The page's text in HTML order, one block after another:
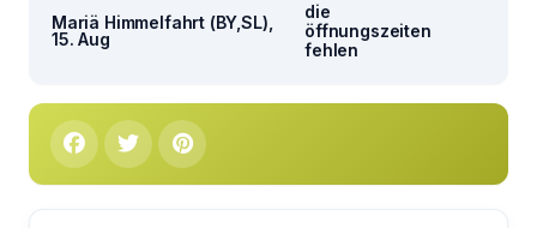
Mariä Himmelfahrt (BY,SL),
15. Aug
die
öffnungszeiten
fehlen